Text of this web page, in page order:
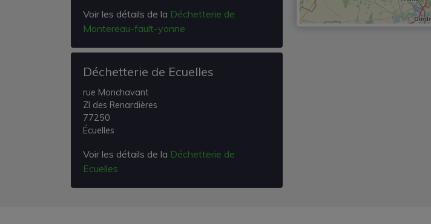
Voir les détails de la Déchetterie de
Montereau-fault-yonne
Déchetterie de Ecuelles
rue Monchavant
ZI des Renardières
77250
Écuelles
Voir les détails de la Déchetterie de
Ecuelles